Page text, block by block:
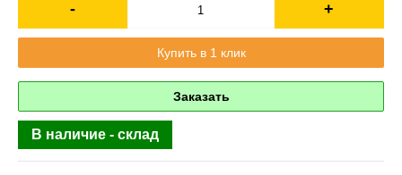
- +
Купить в 1 клик
Заказать
В наличие - склад